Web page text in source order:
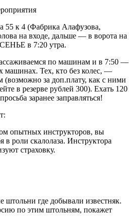
55 к 4 (Фабрика Алафузова,
на входе, дальше — в ворота на
в 7:20 утра.
по машинам и в 7:50 —
машинах. Тех, кто без колес, —
(возможно за доп.плату, как с ними
в резерве рублей 300). Ехать 120
заранее заправляться!
опытных инструкторов, вы
в роли скалолаза. Инструктора
страховку.
штольни где добывали известняк.
по этим штольням, покажет